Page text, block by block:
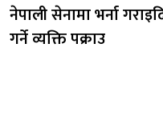
नेपाली सेनामा भर्ना
गर्ने व्यक्ति पक्राउ